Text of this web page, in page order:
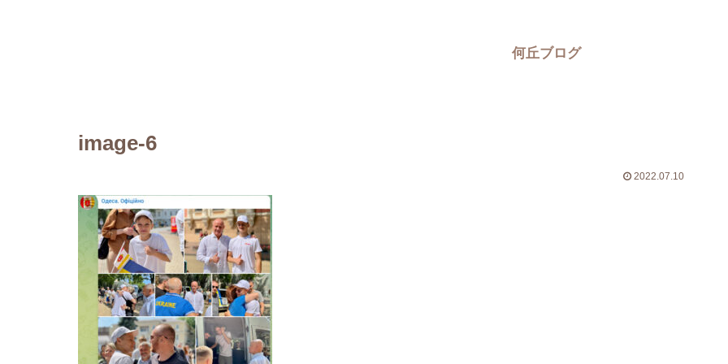
何丘ブログ
image-6
2022.07.10